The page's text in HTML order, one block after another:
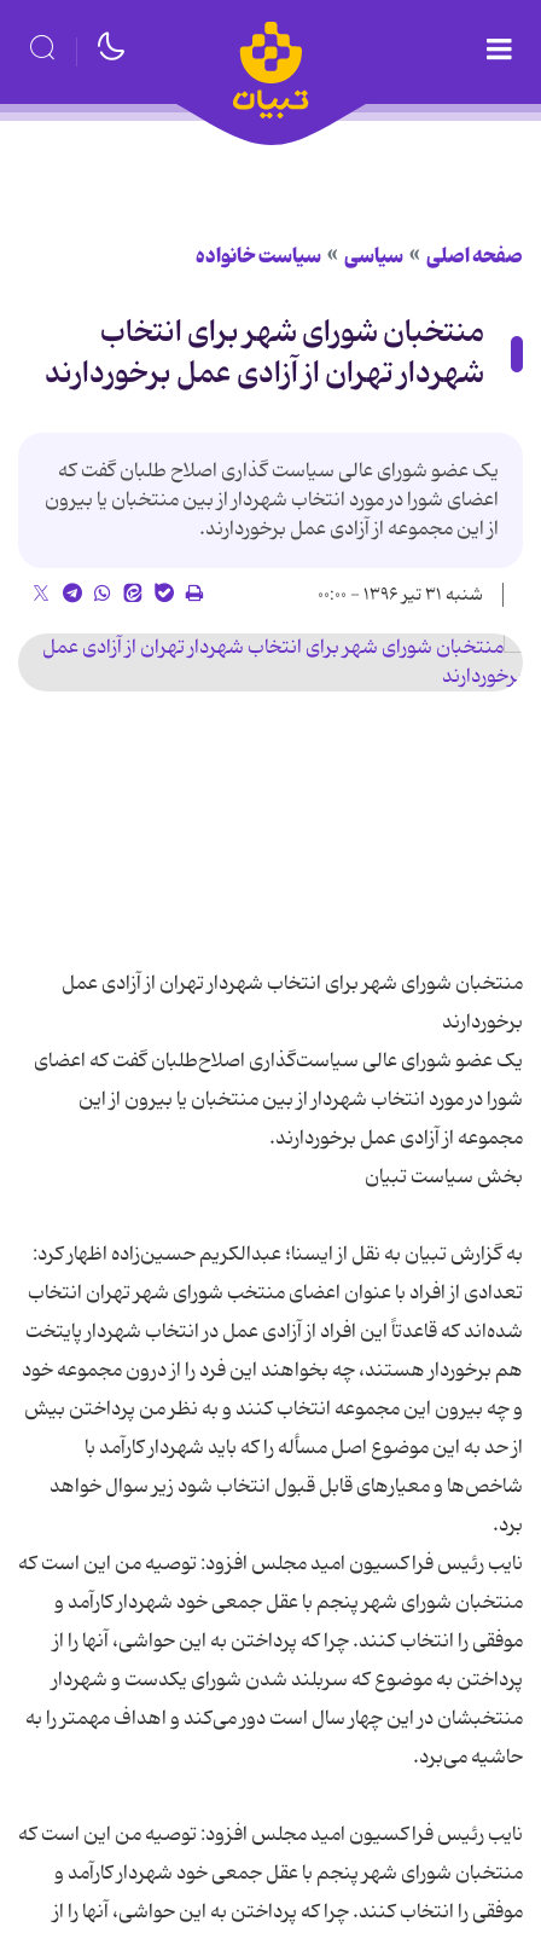
صفحه اصلی سیاسی سیاست خانواده
منتخبان شورای شهر برای انتخاب
شهردار تهران از آزادی عمل برخوردارند
یک عضو شورای عالی سیاست گذاری اصلاح طلبان گفت که
اعضای شورا در مورد انتخاب شهردار از بین منتخبان یا بیرون
از این مجموعه از آزادی عمل برخوردارند.
شنبه ۳۱ تیر ۱۳۹۶ - ۰۰:۰۰
منتخبان شورای شهر برای انتخاب شهردار تهران از آزادی عمل
یک عضو شورای عالی سیاست‌گذاری اصلاح‌طلبان گفت که اعضای
شورا در مورد انتخاب شهردار از بین منتخبان یا بیرون از این
به گزارش تبیان به نقل از ایسنا؛ عبدالکریم حسین‌زاده اظهار کرد:
تعدادی از افراد با عنوان اعضای منتخب شورای شهر تهران انتخاب
شده‌اند که قاعدتاً‌ این افراد از آزادی عمل در انتخاب شهردار پایتخت
هم برخوردار هستند، چه بخواهند این فرد را از درون مجموعه خود
و چه بیرون این مجموعه انتخاب کنند و به نظر من پرداختن بیش
از حد به این موضوع اصل مسأله را که باید شهردار کارآمد با
شاخص‌ها و معیارهای قابل قبول انتخاب شود زیر سوال خواهد
نایب رئیس فراکسیون امید مجلس افزود: توصیه من این است که
منتخبان شورای شهر پنجم با عقل جمعی خود شهردار کارآمد و
موفقی را انتخاب کنند. چرا که پرداختن به این حواشی، آنها را از
پرداختن به موضوع که سربلند شدن شورای یکدست و شهردار
منتخبشان در این چهار سال است دور می‌کند و اهداف مهمتر را به
نایب رئیس فراکسیون امید مجلس افزود: توصیه من این است که
منتخبان شورای شهر پنجم با عقل جمعی خود شهردار کارآمد و
موفقی را انتخاب کنند. چرا که پرداختن به این حواشی، آنها را از